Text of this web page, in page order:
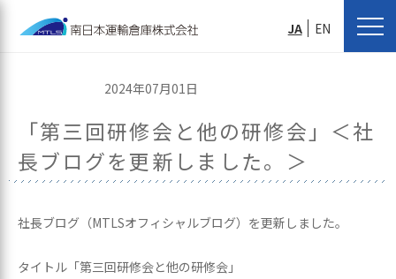
JA EN
2024年07月01日
「第三回研修会と他の研修会」＜社
長ブログを更新しました。＞
社長ブログ（MTLSオフィシャルブログ）を更新しました。
タイトル「第三回研修会と他の研修会」